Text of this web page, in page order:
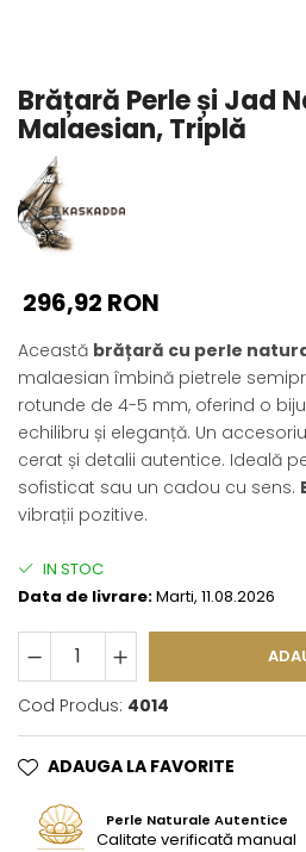
Pandantive cu Perle
Brose cu Perle
Brățară Perle și Jad
Malaesian, Triplă
296,92 RON
Această brățară cu perle
malaesian îmbină pietrele
rotunde de 4-5 mm, oferind o
echilibru și eleganță. Un
cerat și detalii autentice. Ideală
sofisticat sau un cadou cu sens.
vibrații pozitive.
IN STOC
Data de livrare:Marti, 11.08.2026
Cod Produs: 4014
ADAUGA LA FAVORITE
Perle Naturale Autentice
Calitate verificată manual